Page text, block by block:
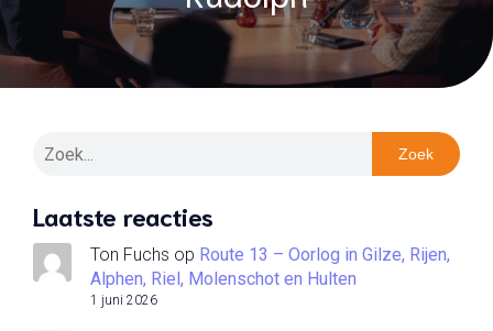
Zoek
Laatste reacties
Ton Fuchs op Route 13 – Oorlog in Gilze, Rijen,
Alphen, Riel, Molenschot en Hulten
1 juni 2026